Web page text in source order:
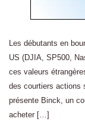
Les débutants en
US (DJIA, SP500,
ces valeurs
des courtiers actions
présente Binck, un
acheter […]